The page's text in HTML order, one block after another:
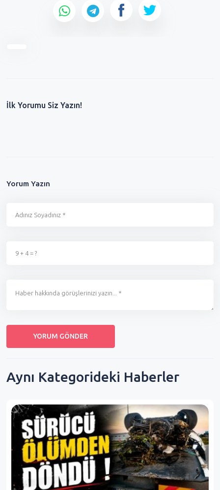
İlk Yorumu Siz Yazın!
Yorum Yazın
Aynı Kategorideki Haberler